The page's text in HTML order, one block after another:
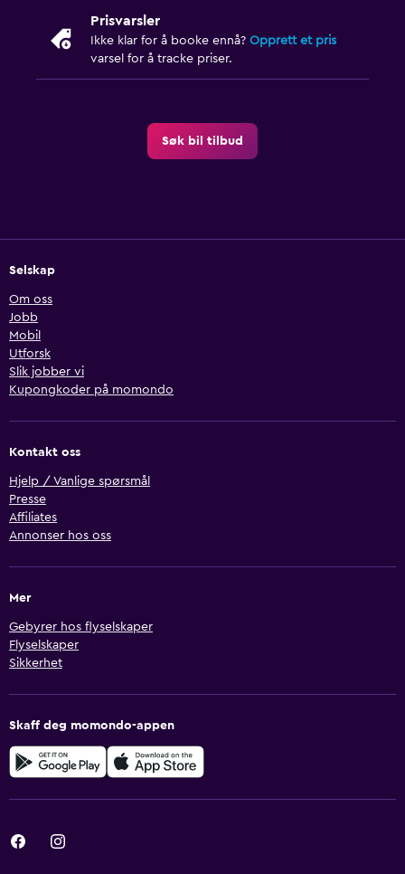
Prisvarsler
Ikke klar for å booke ennå? Opprett et pris
varsel for å tracke priser.
Søk bil tilbud
Selskap
Om oss
Jobb
Mobil
Utforsk
Slik jobber vi
Kupongkoder på momondo
Kontakt oss
Hjelp / Vanlige spørsmål
Presse
Affiliates
Annonser hos oss
Mer
Gebyrer hos flyselskaper
Flyselskaper
Sikkerhet
Skaff deg momondo-appen